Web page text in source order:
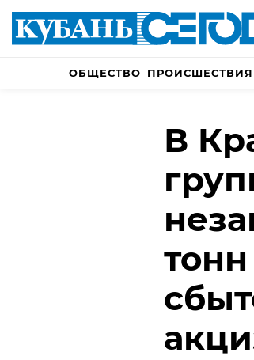
ОБЩЕСТВО ПРОИСШЕСТВИЯ
В